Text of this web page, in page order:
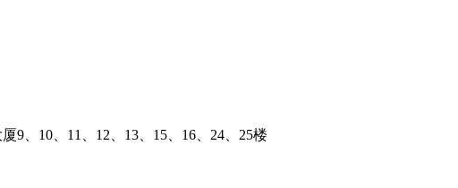
9、10、11、12、13、15、16、24、25楼